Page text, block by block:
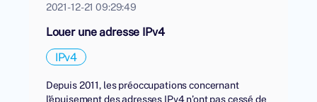
2021-12-21 09:29:49
Louer une adresse IPv4
IPv4
Depuis 2011, les préoccupations concernant
l'épuisement des adresses IPv4 n’ont pas cessé de